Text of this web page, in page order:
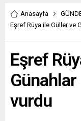
Anasayfa
Eşref Rüya ile Güller ve
Eşref
Günahlar
vurdu